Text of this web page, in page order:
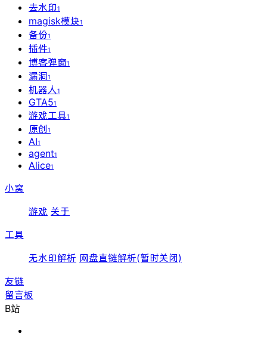
去水印1
magisk模块1
备份1
插件1
博客弹窗1
漏洞1
机器人1
GTA51
游戏工具1
原创 1
AI1
agent1
Alice1
小窝
游戏 关于
工具
无水印解析 网盘直链解析(暂时关闭)
友链
留言板
B站